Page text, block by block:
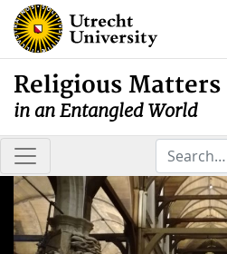
Religious Matters
in an Entangled World
Search